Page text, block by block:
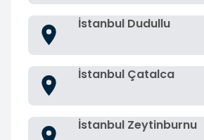
İstanbul Dudullu
İstanbul Çatalca
İstanbul Zeytinburnu